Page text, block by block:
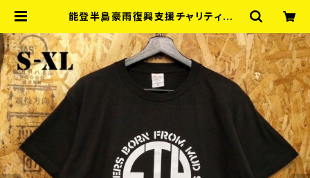
能登半島豪雨復興支援チャリティーT